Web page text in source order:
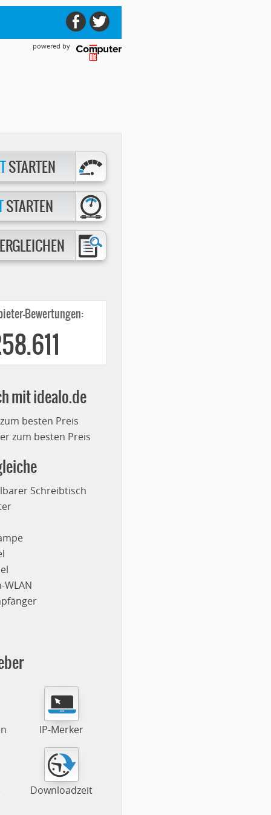
powered by
STARTEN
STARTEN
Bewertungen:
mit idealo.de
besten Preis
zum besten Preis
Schreibtisch
IP-Merker
Downloadzeit